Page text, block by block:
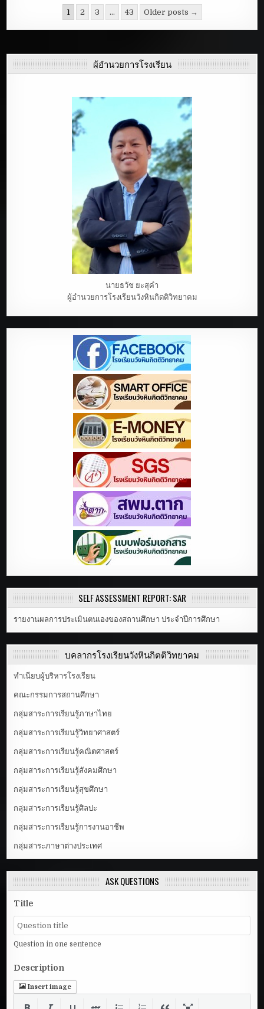
วิทยาคม
1 2 3 … 43 Older posts →
ผู้อำนวยการโรงเรียน
นายธวัช ยะสุคำ
ผู้อำนวยการโรงเรียนวังหินกิตติวิทยาคม
SELF ASSESSMENT REPORT: SAR
รายงานผลการประเมินตนเองของสถานศึกษา ประจำปีการศึกษา
บุคลากรโรงเรียนวังหินกิตติวิทยาคม
ทำเนียบผู้บริหารโรงเรียน
คณะกรรมการสถานศึกษา
กลุ่มสาระการเรียนรู้ภาษาไทย
กลุ่มสาระการเรียนรู้วิทยาศาสตร์
กลุ่มสาระการเรียนรู้คณิตศาสตร์
กลุ่มสาระการเรียนรู้สังคมศึกษา
กลุ่มสาระการเรียนรู้สุขศึกษา
กลุ่มสาระการเรียนรู้ศิลปะ
กลุ่มสาระการเรียนรู้การงานอาชีพ
กลุ่มสาระภาษาต่างประเทศ
ASK QUESTIONS
Title
Question in one sentence
Description
Insert image